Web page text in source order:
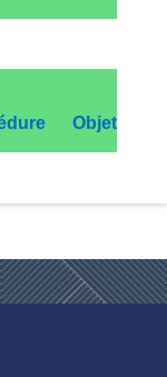
Objet